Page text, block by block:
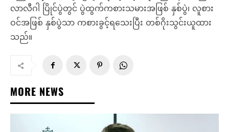
လာလီဂါ ပြိုင်ပွဲတွင် ပွဲထွက်ကစားသမားအဖြစ် နှစ်ပွဲ၊ လူစား
ဝင်အဖြစ် နှစ်ပွဲသာ ကစားခွင့်ရသေးပြီး တစ်ဂိုးသွင်းယူထား
သည်။
MORE NEWS